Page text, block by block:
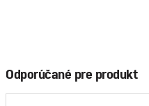
Odporúčané pre produkt